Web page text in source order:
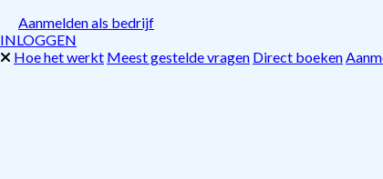
Aanmelden als bedrijf
INLOGGEN
Hoe het werkt Meest gestelde vragen Direct boeken